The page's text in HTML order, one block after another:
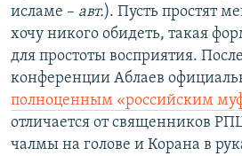
исламе – авт.). Пусть простят
хочу никого обидеть, такая
для простоты восприятия.
конференции Аблаев
полноценным «российским
отличается от священников
чалмы на голове и Корана в